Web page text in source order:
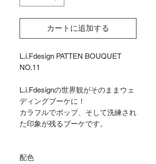
カートに追加する
L.i.Fdesign PATTEN BOUQUET
NO.11
L.i.Fdesignの世界観がそのままウェ
ディングブーケに！
カラフルでポップ、そして洗練され
た印象が残るブーケです。
配色